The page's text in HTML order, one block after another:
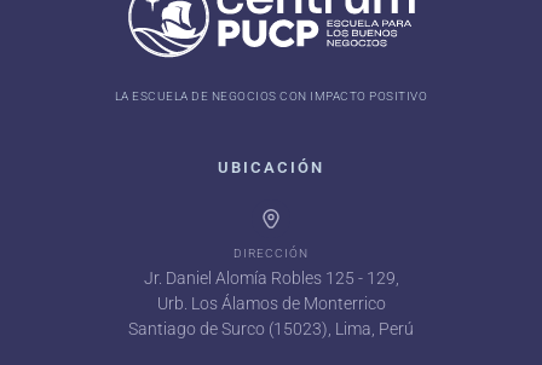
LA ESCUELA DE NEGOCIOS CON IMPACTO POSITIVO
UBICACIÓN
DIRECCIÓN
Jr. Daniel Alomía Robles 125 - 129,
Urb. Los Álamos de Monterrico
Santiago de Surco (15023), Lima, Perú